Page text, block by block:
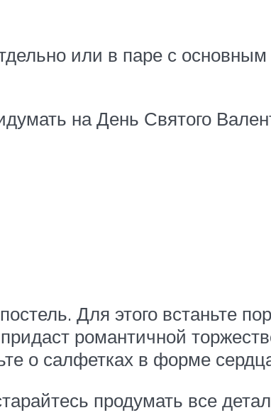
или в паре с
на День Святого
Для этого встаньте
романтичной
о салфетках в форме
продумать все